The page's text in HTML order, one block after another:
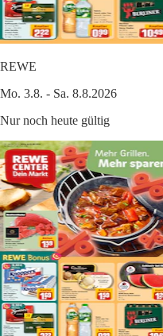
REWE
Mo. 3.8. - Sa. 8.8.2026
Nur noch heute gültig